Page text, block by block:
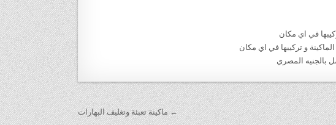
← ماكينة تعبئة وتغليف البهارات